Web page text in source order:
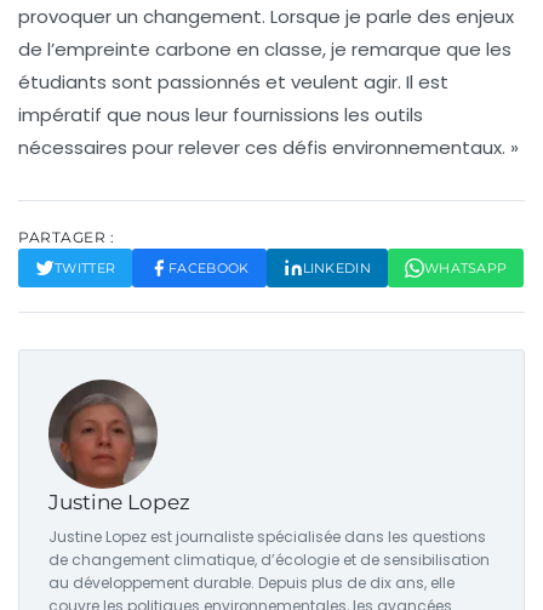
provoquer un changement. Lorsque je parle des enjeux
de l’empreinte carbone en classe, je remarque que les
étudiants sont passionnés et veulent agir. Il est
impératif que nous leur fournissions les outils
nécessaires pour relever ces défis environnementaux. »
PARTAGER :
TWITTER FACEBOOK LINKEDIN WHATSAPP
Justine Lopez
Justine Lopez est journaliste spécialisée dans les questions
de changement climatique, d’écologie et de sensibilisation
au développement durable. Depuis plus de dix ans, elle